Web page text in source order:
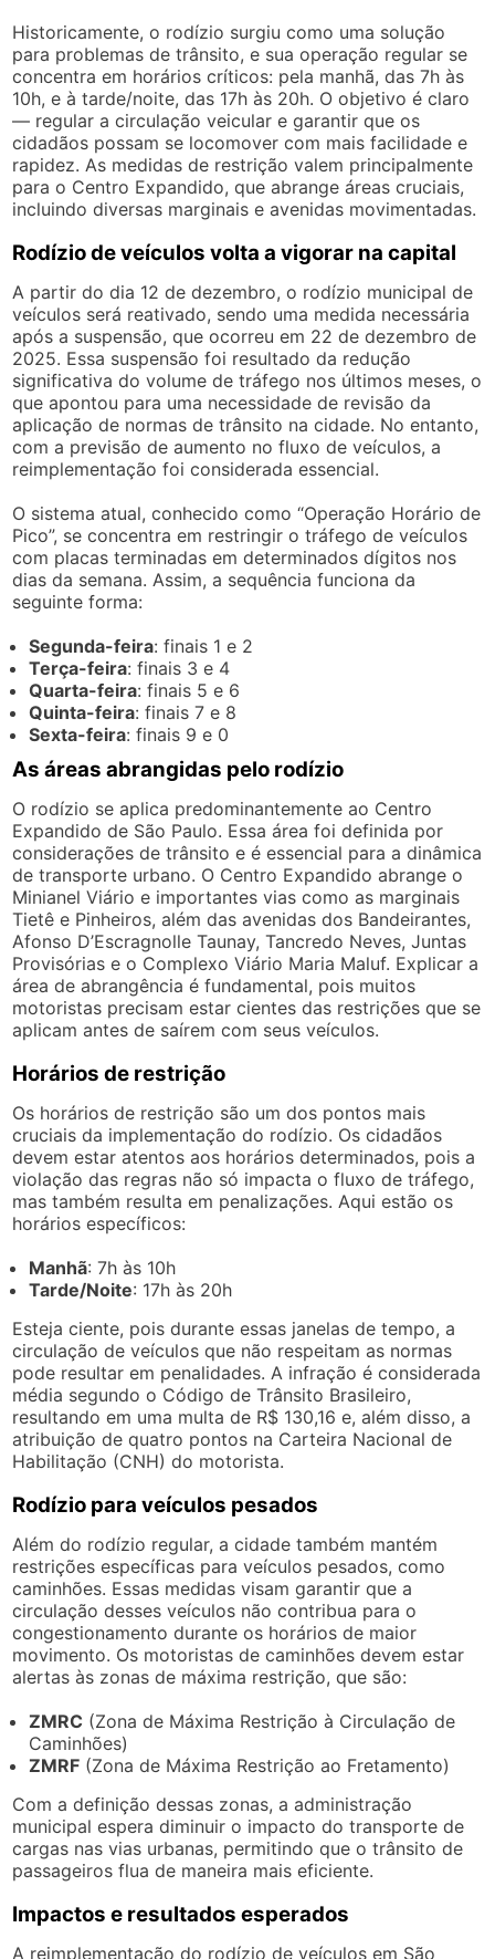
Historicamente, o rodízio surgiu como uma solução
para problemas de trânsito, e sua operação regular se
concentra em horários críticos: pela manhã, das 7h às
10h, e à tarde/noite, das 17h às 20h. O objetivo é claro
— regular a circulação veicular e garantir que os
cidadãos possam se locomover com mais facilidade e
rapidez. As medidas de restrição valem principalmente
para o Centro Expandido, que abrange áreas cruciais,
incluindo diversas marginais e avenidas movimentadas.
Rodízio de veículos volta a vigorar na capital
A partir do dia 12 de dezembro, o rodízio municipal de
veículos será reativado, sendo uma medida necessária
após a suspensão, que ocorreu em 22 de dezembro de
2025. Essa suspensão foi resultado da redução
significativa do volume de tráfego nos últimos meses, o
que apontou para uma necessidade de revisão da
aplicação de normas de trânsito na cidade. No entanto,
com a previsão de aumento no fluxo de veículos, a
reimplementação foi considerada essencial.
O sistema atual, conhecido como “Operação Horário de
Pico”, se concentra em restringir o tráfego de veículos
com placas terminadas em determinados dígitos nos
dias da semana. Assim, a sequência funciona da
seguinte forma:
Segunda-feira: finais 1 e 2
Terça-feira: finais 3 e 4
Quarta-feira: finais 5 e 6
Quinta-feira: finais 7 e 8
Sexta-feira: finais 9 e 0
As áreas abrangidas pelo rodízio
O rodízio se aplica predominantemente ao Centro
Expandido de São Paulo. Essa área foi definida por
considerações de trânsito e é essencial para a dinâmica
de transporte urbano. O Centro Expandido abrange o
Minianel Viário e importantes vias como as marginais
Tietê e Pinheiros, além das avenidas dos Bandeirantes,
Afonso D’Escragnolle Taunay, Tancredo Neves, Juntas
Provisórias e o Complexo Viário Maria Maluf. Explicar a
área de abrangência é fundamental, pois muitos
motoristas precisam estar cientes das restrições que se
aplicam antes de saírem com seus veículos.
Horários de restrição
Os horários de restrição são um dos pontos mais
cruciais da implementação do rodízio. Os cidadãos
devem estar atentos aos horários determinados, pois a
violação das regras não só impacta o fluxo de tráfego,
mas também resulta em penalizações. Aqui estão os
horários específicos:
Manhã: 7h às 10h
Tarde/Noite: 17h às 20h
Esteja ciente, pois durante essas janelas de tempo, a
circulação de veículos que não respeitam as normas
pode resultar em penalidades. A infração é considerada
média segundo o Código de Trânsito Brasileiro,
resultando em uma multa de R$ 130,16 e, além disso, a
atribuição de quatro pontos na Carteira Nacional de
Habilitação (CNH) do motorista.
Rodízio para veículos pesados
Além do rodízio regular, a cidade também mantém
restrições específicas para veículos pesados, como
caminhões. Essas medidas visam garantir que a
circulação desses veículos não contribua para o
congestionamento durante os horários de maior
movimento. Os motoristas de caminhões devem estar
alertas às zonas de máxima restrição, que são:
ZMRC (Zona de Máxima Restrição à Circulação de
Caminhões)
ZMRF (Zona de Máxima Restrição ao Fretamento)
Com a definição dessas zonas, a administração
municipal espera diminuir o impacto do transporte de
cargas nas vias urbanas, permitindo que o trânsito de
passageiros flua de maneira mais eficiente.
Impactos e resultados esperados
A reimplementação do rodízio de veículos em São